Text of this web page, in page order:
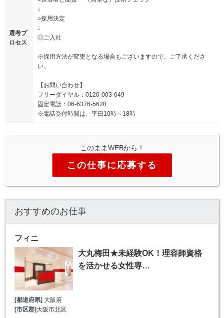
選考プ
ロセス
↓
○採用決定
↓
◎ご入社
※採用方法が変更となる場合もございますので、ご了承くださ
い。
【お問い合わせ】
フリーダイヤル：0120-003-649
固定電話：06-6376-5628
※電話受付時間は、平日10時～18時
このままWEBから！
この仕事に応募する
おすすめのお仕事
フィニ
大丸梅田★未経験OK！理容師資格
を活かせる女性専…
[都道府県] 大阪府
[市区郡] 大阪市北区